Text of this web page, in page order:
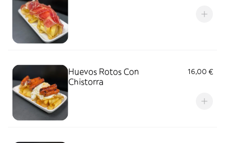
Huevos Rotos Con
Chistorra
16,00 €